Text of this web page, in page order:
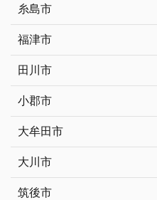
糸島市
福津市
田川市
小郡市
大牟田市
大川市
筑後市